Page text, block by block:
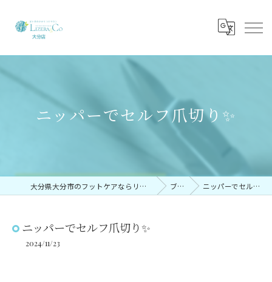
ニッパーでセルフ爪切り✨
大分県大分市のフットケアならリゼラアンドコー大分店 ブログ ニッパーでセルフ爪切り✨
ニッパーでセルフ爪切り✨
2024/11/23